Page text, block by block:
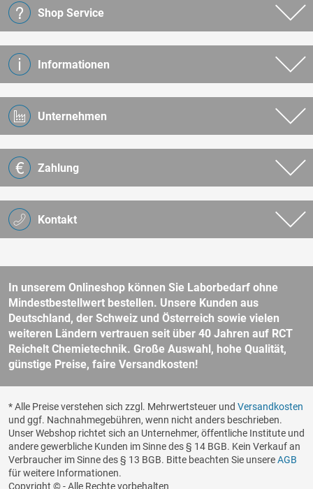
Kontakt
Shop Service
Informationen
Unternehmen
Zahlung
In unserem Onlineshop können Sie Laborbedarf ohne
Mindestbestellwert bestellen. Unsere Kunden aus
Deutschland, der Schweiz und Österreich sowie vielen
weiteren Ländern vertrauen seit über 40 Jahren auf RCT
Reichelt Chemietechnik. Große Auswahl, hohe Qualität,
günstige Preise, faire Versandkosten!
* Alle Preise verstehen sich zzgl. Mehrwertsteuer und Versandkosten
und ggf. Nachnahmegebühren, wenn nicht anders beschrieben.
Unser Webshop richtet sich an Unternehmer, öffentliche Institute und
andere gewerbliche Kunden im Sinne des § 14 BGB. Kein Verkauf an
Verbraucher im Sinne des § 13 BGB. Bitte beachten Sie unsereAGB
für weitere Informationen.
Copyright © - Alle Rechte vorbehalten